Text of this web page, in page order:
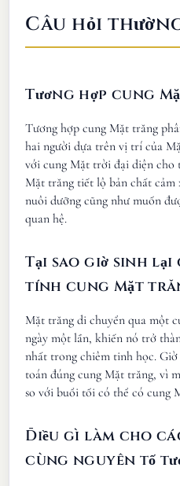
Câu hỏi
Tương hợp cung
Tương hợp cung Mặt trăng
hai người dựa trên vị trí của
với cung Mặt trời đại diện cho
Mặt trăng tiết lộ bản chất cảm
nuôi dưỡng cũng như muốn
quan hệ.
Tại sao giờ sinh
tính cung Mặt
Mặt trăng di chuyển qua một
ngày một lần, khiến nó trở
nhất trong chiêm tinh học.
toán đúng cung Mặt trăng, vì
so với buổi tối có thể có cung
Điều gì làm cho
cùng nguyên tố